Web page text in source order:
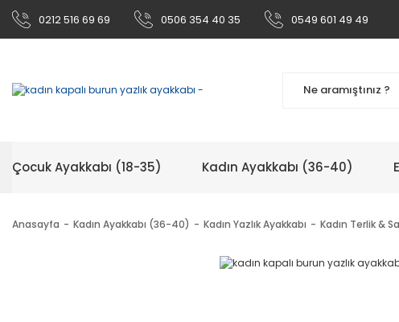
0212 516 69 69 0506 354 40 35 0549 601 49 49
Çocuk Ayakkabı (18-35) Kadın Ayakkabı (36-40)
Anasayfa Kadın Ayakkabı (36-40) Kadın Yazlık Ayakkabı Kadın Terlik &